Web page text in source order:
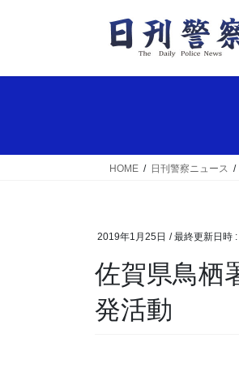
HOME 日刊警察ニュース
2019年1月25日 / 最終更新日時 :
佐賀県鳥栖署がアウトレットで正しい110番の啓
発活動